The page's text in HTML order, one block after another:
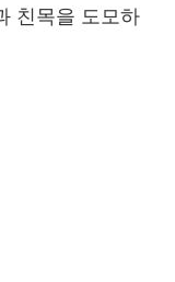
친목을 도모하